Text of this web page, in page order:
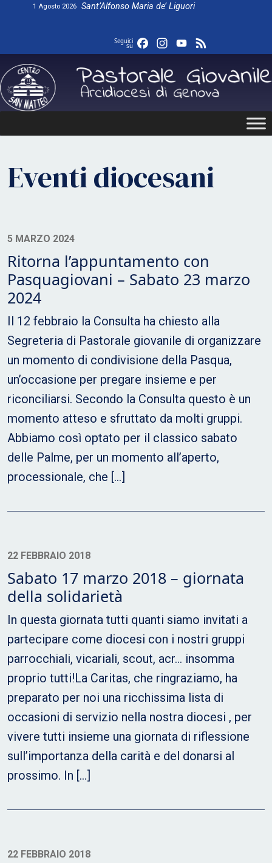
1 Agosto 2026 Sant’Alfonso Maria de’ Liguori
Seguici
su FacebookInstagram
YouTube
Eventi diocesani
5 MARZO 2024
Ritorna l’appuntamento con
Pasquagiovani – Sabato 23 marzo
2024
Il 12 febbraio la Consulta ha chiesto alla
Segreteria di Pastorale giovanile di organizzare
un momento di condivisione della Pasqua,
un’occasione per pregare insieme e per
riconciliarsi. Secondo la Consulta questo è un
momento atteso e sfruttato da molti gruppi.
Abbiamo così optato per il classico sabato
delle Palme, per un momento all’aperto,
processionale, che […]
22 FEBBRAIO 2018
Sabato 17 marzo 2018 – giornata
della solidarietà
In questa giornata tutti quanti siamo invitati a
partecipare come diocesi con i nostri gruppi
parrocchiali, vicariali, scout, acr… insomma
proprio tutti!La Caritas, che ringraziamo, ha
preparato per noi una ricchissima lista di
occasioni di servizio nella nostra diocesi , per
vivere tutti insieme una giornata di riflessione
sull’importanza della carità e del donarsi al
prossimo. In […]
22 FEBBRAIO 2018